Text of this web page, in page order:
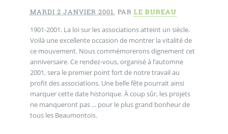
MARDI 2 JANVIER 2001, PAR LE BUREAU
1901-2001. La loi sur les associations atteint un siècle.
Voilà une excellente occasion de montrer la vitalité de
ce mouvement. Nous commémorerons dignement cet
anniversaire. Ce rendez-vous, organisé à l’automne
2001, sera le premier point fort de notre travail au
profit des associations. Une belle fête pourrait ainsi
marquer cette date historique. À coup sûr, les projets
ne manqueront pas ... pour le plus grand bonheur de
tous les Beaumontois.